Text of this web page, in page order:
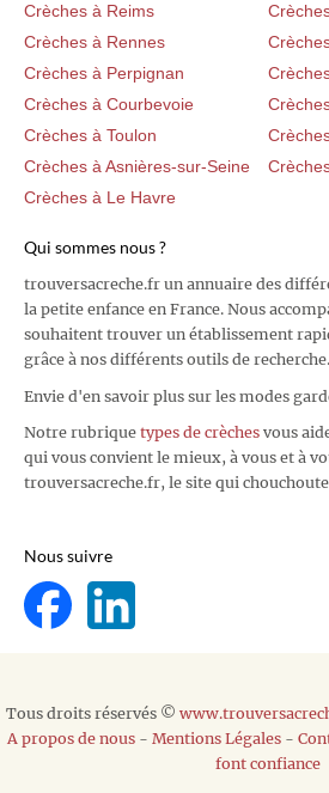
Crèches à Reims
Crèches à Rennes
Crèches à Perpignan
Crèches à Courbevoie
Crèches à Toulon
Crèches à Asnières-sur-Seine
Crèches à Le Havre
Qui sommes nous ?
trouversacreche.fr un annuaire des
la petite enfance en France. Nous
souhaitent trouver un établissement
grâce à nos différents outils de recherche.
Envie d'en savoir plus sur les modes
Notre rubrique types de crèches vous
qui vous convient le mieux, à vous et à
trouversacreche.fr, le site qui
Nous suivre
Tous droits réservés ©
A propos de nous- Mentions Légales-
font confiance